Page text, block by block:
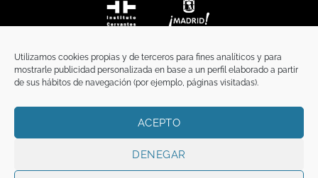
Utilizamos cookies propias y de terceros para fines analíticos y para
mostrarle publicidad personalizada en base a un perfil elaborado a partir
de sus hábitos de navegación (por ejemplo, páginas visitadas).
ACEPTO
DENEGAR
TÉRMINOS Y CONDICIONES
Copyright 2026 ©FunciFUNCI es titular de los derechos de propiedad